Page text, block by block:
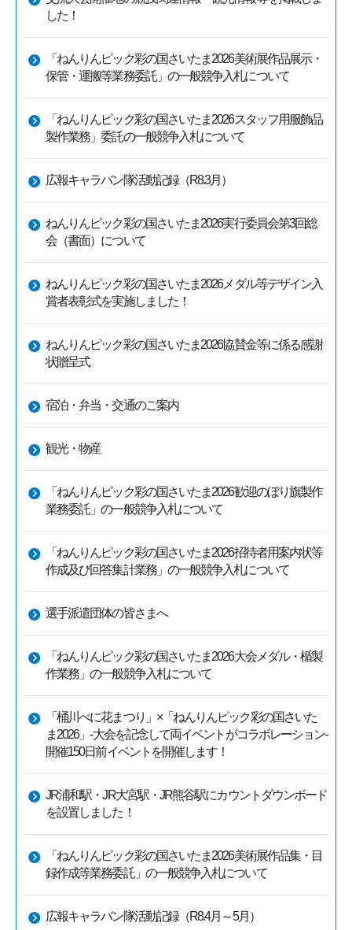
した！
「ねんりんピック彩の国さいたま2026美術展作品展示・
保管・運搬等業務委託」の一般競争入札について
「ねんりんピック彩の国さいたま2026スタッフ用服飾品
製作業務」委託の一般競争入札について
広報キャラバン隊活動記録（R8.3月）
ねんりんピック彩の国さいたま2026実行委員会第3回総
会（書面）について
ねんりんピック彩の国さいたま2026メダル等デザイン入
賞者表彰式を実施しました！
ねんりんピック彩の国さいたま2026協賛金等に係る感謝
状贈呈式
宿泊・弁当・交通のご案内
観光・物産
「ねんりんピック彩の国さいたま2026歓迎のぼり旗製作
業務委託」の一般競争入札について
「ねんりんピック彩の国さいたま2026招待者用案内状等
作成及び回答集計業務」の一般競争入札について
選手派遣団体の皆さまへ
「ねんりんピック彩の国さいたま2026大会メダル・楯製
作業務」の一般競争入札について
「桶川べに花まつり」×「ねんりんピック彩の国さいた
ま2026」-大会を記念して両イベントがコラボレーション-
開催150日前イベントを開催します！
JR浦和駅・JR大宮駅・JR熊谷駅にカウントダウンボード
を設置しました！
「ねんりんピック彩の国さいたま2026美術展作品集・目
録作成等業務委託」の一般競争入札について
広報キャラバン隊活動記録（R8.4月～5月）